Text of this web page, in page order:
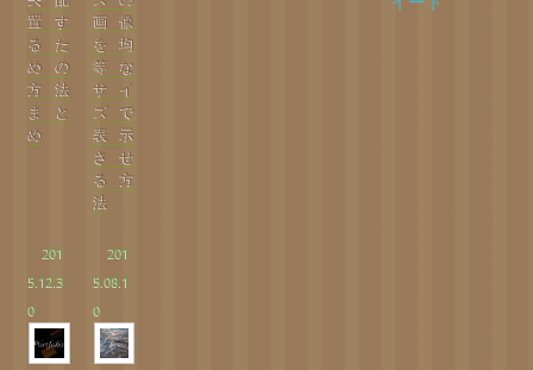
置す
るた
めの
方法
まと
め
画像
を均
等な
サイ
ズで
表示
させ
る方
法
201
5.12.3
0
201
5.08.1
0